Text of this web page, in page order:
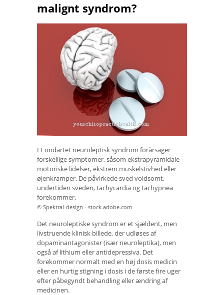
malignt syndrom?
Et ondartet neuroleptisk syndrom forårsager
forskellige symptomer, såsom ekstrapyramidale
motoriske lidelser, ekstrem muskelstivhed eller
øjenkramper. De påvirkede sved voldsomt,
undertiden sveden, tachycardia og tachypnea
forekommer.
© Spektral-design - stock.adobe.com
Det neuroleptiske syndrom er et sjældent, men
livstruende klinisk billede, der udløses af
dopaminantagonister (især neuroleptika), men
også af lithium eller antidepressiva. Det
forekommer normalt med en høj dosis medicin
eller en hurtig stigning i dosis i de første fire uger
efter påbegyndt behandling eller ændring af
medicinen.